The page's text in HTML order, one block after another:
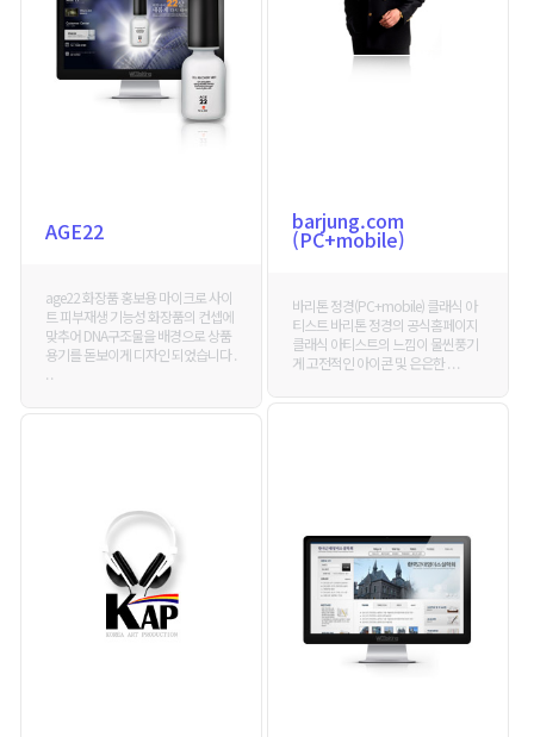
barjung.com
(PC+mobile)
바리톤 정경(PC+mobile) 클래식 아
티스트 바리톤 정경의 공식홈페이지
클래식 아티스트의 느낌이 물씬풍기
게 고전적인 아이콘 및 은은한 . . .
AGE22
age22 화장품 홍보용 마이크로 사이
트 피부재생 기능성 화장품의 컨셉에
맞추어 DNA구조물을 배경으로 상품
용기를 돋보이게 디자인 되었습니다 .
. .